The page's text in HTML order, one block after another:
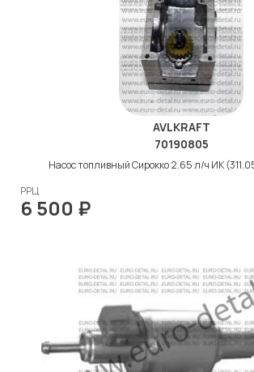
AVLKRAFT
70190805
Насос топливный Сирокко 2.65 л/ч ИК
РРЦ
6 500 ₽